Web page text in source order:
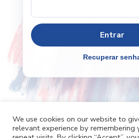
Recuperar
Cafh.org Cafh App
We use cookies on our website to
relevant experience by remembering